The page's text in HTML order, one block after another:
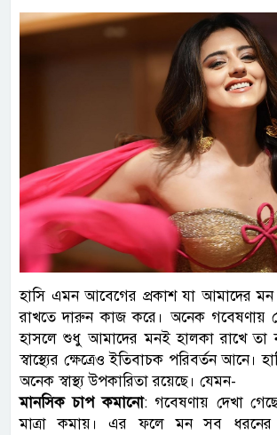
হাসি এমন আবেগের প্রকাশ যা আমাদের মন
রাখতে দারুন কাজ করে। অনেক গবেষণায়
হাসলে শুধু আমাদের মনই হালকা রাখে তা
স্বাস্থ্যের ক্ষেত্রেও ইতিবাচক পরিবর্তন আনে।
অনেক স্বাস্থ্য উপকারিতা রয়েছে। যেমন-
মানসিক চাপ কমানো: গবেষণায় দেখা
মাত্রা কমায়। এর ফলে মন সব ধরনের